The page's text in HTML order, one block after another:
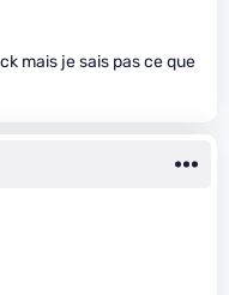
mais je sais pas ce que